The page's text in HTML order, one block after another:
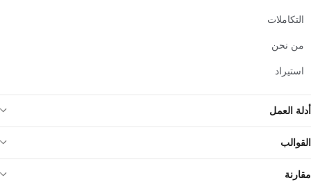
التكاملات
من نحن
استيراد
أدلة العمل
القوالب
مقارنة